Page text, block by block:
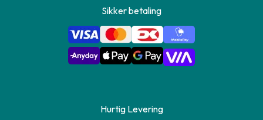
Sikker betaling
Hurtig Levering